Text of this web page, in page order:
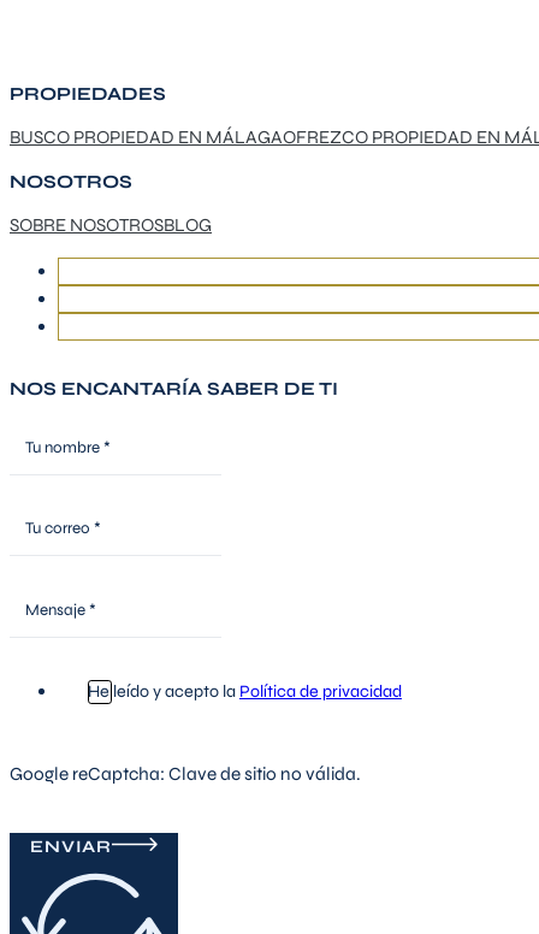
PROPIEDADES
BUSCO PROPIEDAD EN MÁLAGAOFREZCO PROPIEDAD EN
NOSOTROS
SOBRE NOSOTROSBLOG
NOS ENCANTARÍA SABER DE TI
He leído y acepto la Política de privacidad
Google reCaptcha: Clave de sitio no válida.
ENVIAR